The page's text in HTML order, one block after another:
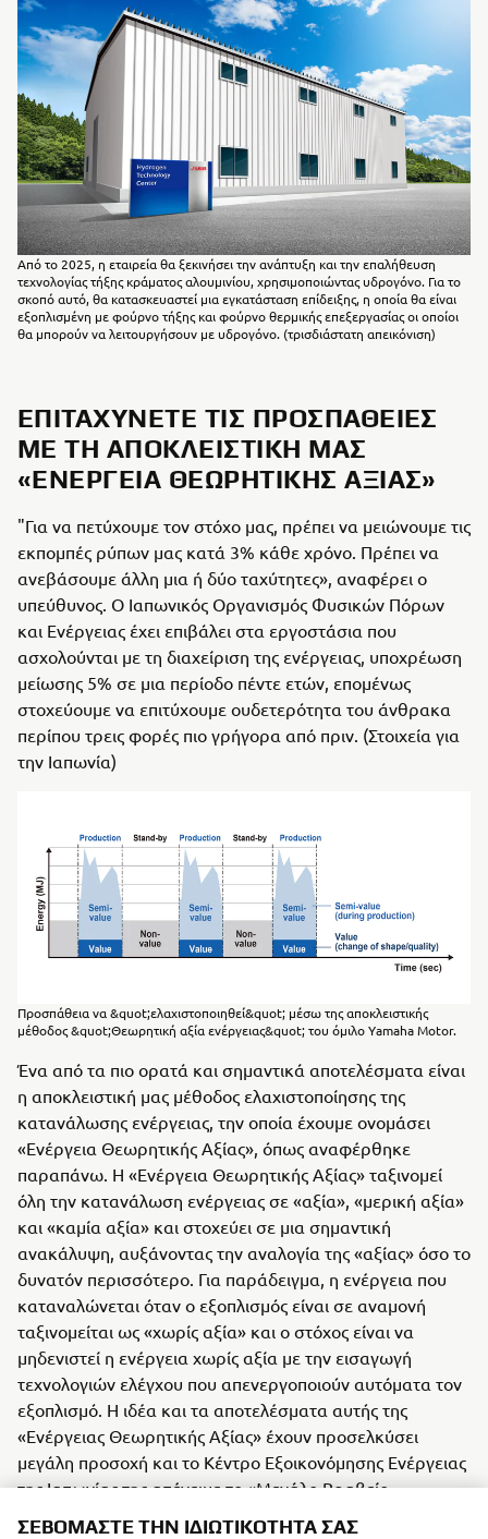
Από το 2025, η εταιρεία θα ξεκινήσει την ανάπτυξη και την επαλήθευση
τεχνολογίας τήξης κράματος αλουμινίου, χρησιμοποιώντας υδρογόνο. Για το
σκοπό αυτό, θα κατασκευαστεί μια εγκατάσταση επίδειξης, η οποία θα είναι
εξοπλισμένη με φούρνο τήξης και φούρνο θερμικής επεξεργασίας οι οποίοι
θα μπορούν να λειτουργήσουν με υδρογόνο. (τρισδιάστατη απεικόνιση)
ΕΠΙΤΑΧΎΝΕΤΕ ΤΙΣ ΠΡΟΣΠΆΘΕΙΕΣ
ΜΕ ΤΗ ΑΠΟΚΛΕΙΣΤΙΚΉ ΜΑΣ
«ΕΝΈΡΓΕΙΑ ΘΕΩΡΗΤΙΚΉΣ ΑΞΊΑΣ»
"Για να πετύχουμε τον στόχο μας, πρέπει να μειώνουμε τις
εκπομπές ρύπων μας κατά 3% κάθε χρόνο. Πρέπει να
ανεβάσουμε άλλη μια ή δύο ταχύτητες», αναφέρει ο
υπεύθυνος. Ο Ιαπωνικός Οργανισμός Φυσικών Πόρων
και Ενέργειας έχει επιβάλει στα εργοστάσια που
ασχολούνται με τη διαχείριση της ενέργειας, υποχρέωση
μείωσης 5% σε μια περίοδο πέντε ετών, επομένως
στοχεύουμε να επιτύχουμε ουδετερότητα του άνθρακα
περίπου τρεις φορές πιο γρήγορα από πριν. (Στοιχεία για
την Ιαπωνία)
Προσπάθεια να &quot;ελαχιστοποιηθεί&quot; μέσω της αποκλειστικής
μέθοδος &quot;Θεωρητική αξία ενέργειας&quot; του όμιλο Yamaha Motor.
Ένα από τα πιο ορατά και σημαντικά αποτελέσματα είναι
η αποκλειστική μας μέθοδος ελαχιστοποίησης της
κατανάλωσης ενέργειας, την οποία έχουμε ονομάσει
«Ενέργεια Θεωρητικής Αξίας», όπως αναφέρθηκε
παραπάνω. Η «Ενέργεια Θεωρητικής Αξίας» ταξινομεί
όλη την κατανάλωση ενέργειας σε «αξία», «μερική αξία»
και «καμία αξία» και στοχεύει σε μια σημαντική
ανακάλυψη, αυξάνοντας την αναλογία της «αξίας» όσο το
δυνατόν περισσότερο. Για παράδειγμα, η ενέργεια που
καταναλώνεται όταν ο εξοπλισμός είναι σε αναμονή
ταξινομείται ως «χωρίς αξία» και ο στόχος είναι να
μηδενιστεί η ενέργεια χωρίς αξία με την εισαγωγή
τεχνολογιών ελέγχου που απενεργοποιούν αυτόματα τον
εξοπλισμό. Η ιδέα και τα αποτελέσματα αυτής της
«Ενέργειας Θεωρητικής Αξίας» έχουν προσελκύσει
μεγάλη προσοχή και το Κέντρο Εξοικονόμησης Ενέργειας
της Ιαπωνίας της απένειμε το «Μεγάλο Βραβείο
ΣΕΒΌΜΑΣΤΕ ΤΗΝ ΙΔΙΩΤΙΚΌΤΗΤΆ ΣΑΣ